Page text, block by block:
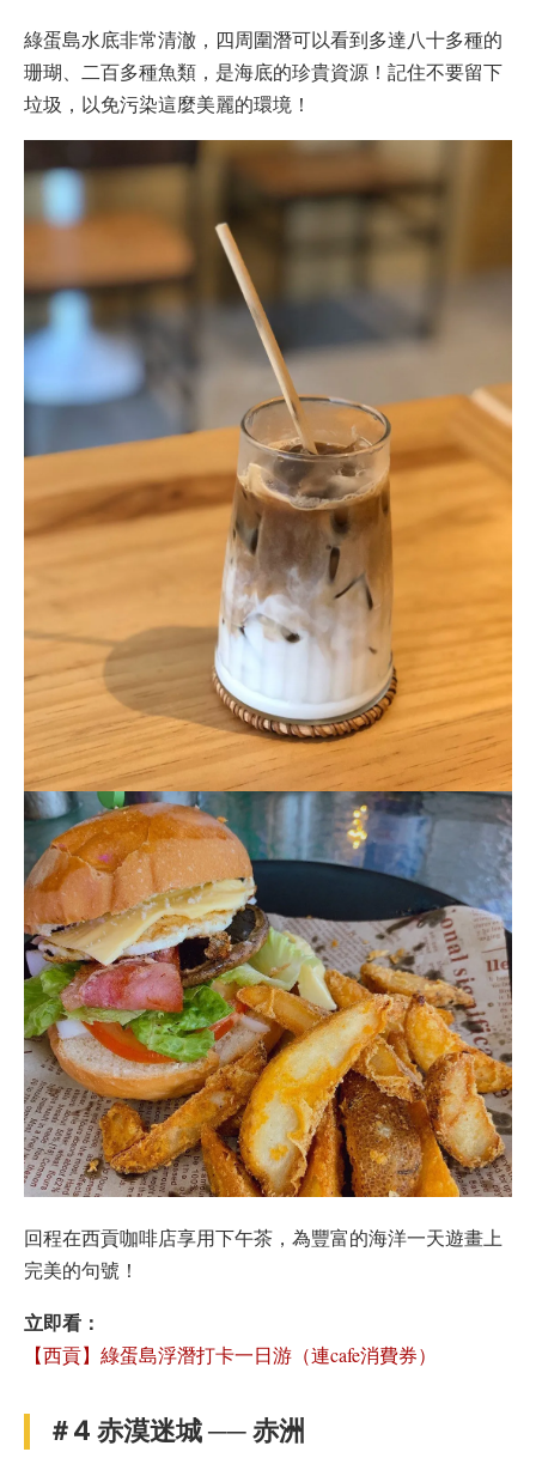
綠蛋島水底非常清澈，四周圍潛可以看到多達八十多種的
珊瑚、二百多種魚類，是海底的珍貴資源！記住不要留下
垃圾，以免污染這麼美麗的環境！
回程在西貢咖啡店享用下午茶，為豐富的海洋一天遊畫上
完美的句號！
立即看：
【西貢】綠蛋島浮潛打卡一日游（連cafe消費券）
＃4 赤漠迷城 ── 赤洲